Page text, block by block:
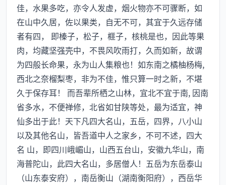
佳，水果多吃，亦令人发虚，烟火物亦不可骤断，如
在山中久居，佐以果类，自无不可，其宜于久远存储
者有四， 即榛子，松子，榧子，核桃是也，因此等果
肉，均藏坚强壳中，不畏风吹雨打，久而如新，故谓
为四般长命果，永为山人集粮也！如东南之橘柚杨梅,
西北之奈榴梨枣，非为不佳，惟只算一时之新，不堪
久于保存耳！ 而吾辈所栖之山林，宜北不宜于南, 因南
省多水，不便禅修，北省如甘陕等处，最为适宜，神
仙多出于此！天下凡四大名山，五岳，四界，八小山
以及其他名山，皆吾道中人之家乡，不可不述，四大
名 山，即四川峨嵋山，山西五台山，安徽九华山，南
海普陀山，此四大名山，多居僧人！五岳为东岳泰山
（山东泰安府），南岳衡山（湖南衡阳府），西岳华